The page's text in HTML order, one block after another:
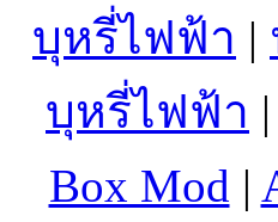
บุหรี่ไฟฟ้า |
บุหรี่ไฟฟ้า |
Box Mod |